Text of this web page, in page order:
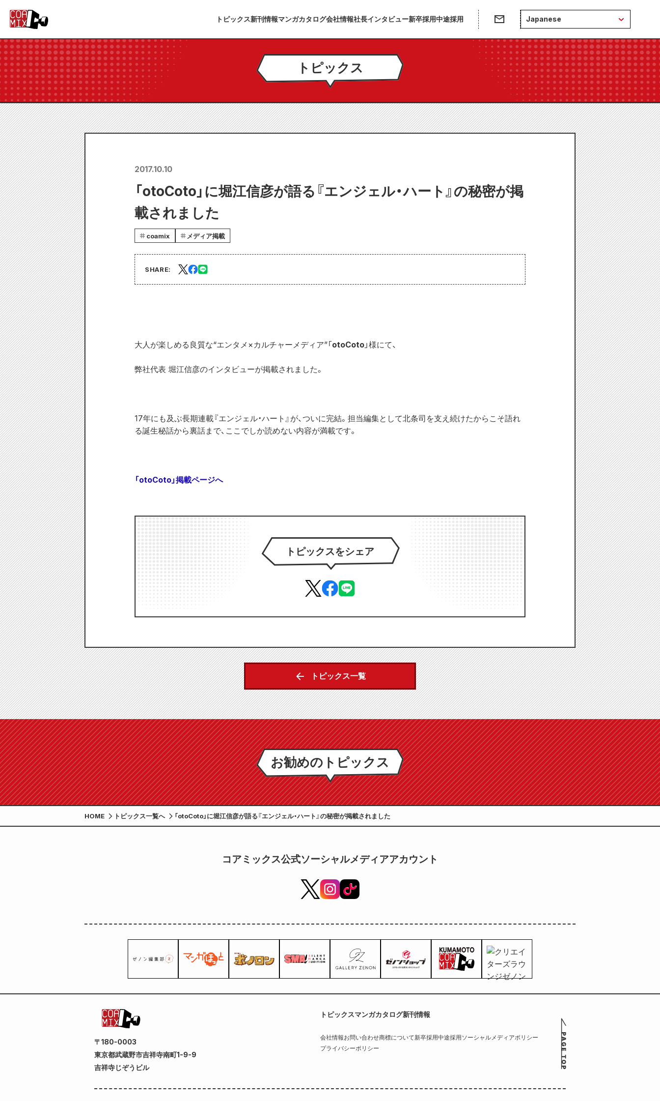
トピックス新刊情報マンガカタログ会社情報社長インタビュー新卒採用中途採用 Japanese
トピックス
2017.10.10
「otoCoto」に堀江信彦が語る『エンジェル・ハート』の秘密が掲
載されました
coamix メディア掲載
SHARE:
大人が楽しめる良質な“エンタメ×カルチャーメディア”「otoCoto 」様にて、
弊社代表 堀江信彦のインタビューが掲載されました。
17年にも及ぶ長期連載『エンジェル・ハート』が、ついに完結。担当編集として北条司を支え続けたからこそ語れ
る誕生秘話から裏話まで、ここでしか読めない内容が満載です。
「otoCoto」掲載ページへ
トピックスをシェア
トピックス一覧
お勧めのトピックス
HOME トピックス一覧へ 「otoCoto」に堀江信彦が語る『エンジェル・ハート』の秘密が掲載されました
コアミックス公式ソーシャルメディアアカウント
〒180-0003
東京都武蔵野市吉祥寺南町1-9-9
吉祥寺じぞうビル
トピックスマンガカタログ新刊情報
会社情報お問い合わせ商標について新卒採用中途採用ソーシャルメディアポリシー
プライバシーポリシー